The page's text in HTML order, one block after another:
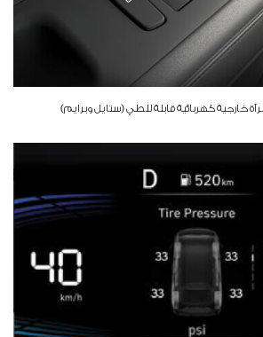
خارجية كهربائية قابلة للطي (ستايل وبرايم)